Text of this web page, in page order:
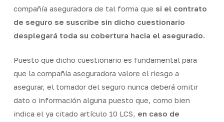
compañía aseguradora de tal forma que si el contrato
de seguro se suscribe sin dicho cuestionario
desplegará toda su cobertura hacia el asegurado
Puesto que dicho cuestionario es fundamental para
que la compañía aseguradora valore el riesgo a
asegurar, el tomador del seguro nunca deberá omitir
dato o información alguna puesto que, como bien
indica el ya citado artículo 10 LCS, en caso de